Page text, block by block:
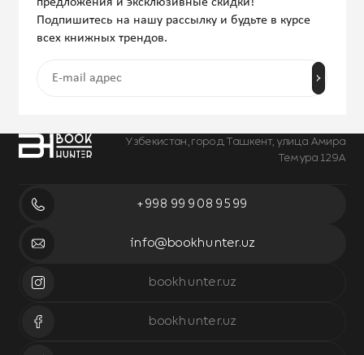
Узбекистан, город Ташкент, улица Амира
Темура 129А
+998 99 908 95 99
info@bookhunter.uz
bookhunter.uz
bookhunter.uz
Подпишитесь на нашу рассылку и будьте в курсе
всех книжных трендов.